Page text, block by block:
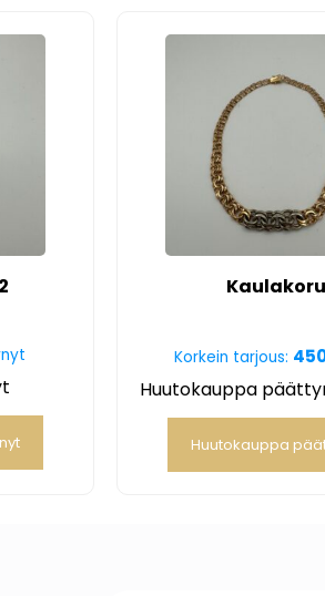
Kaulakoru
Korkein tarjous:
Huutokauppa
Huutokauppa